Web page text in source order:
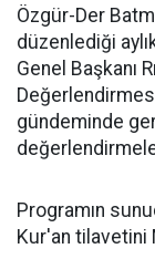
​Özgür-Der
düzenlediği
Genel Başkanı
gündeminde
Programın
Kur'an tilavetini